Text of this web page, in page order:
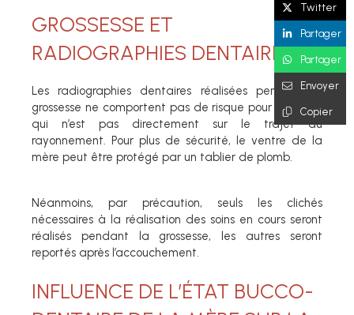
GROSSESSE ET
RADIOGRAPHIES DENTAIRES
Les radiographies dentaires réalisées pendant la
grossesse ne comportent pas de risque pour le fœtus
qui n’est pas directement sur le trajet du
rayonnement. Pour plus de sécurité, le ventre de la
mère peut être protégé par un tablier de plomb.
Néanmoins, par précaution, seuls les clichés
nécessaires à la réalisation des soins en cours seront
réalisés pendant la grossesse, les autres seront
reportés après l’accouchement.
INFLUENCE DE L’ÉTAT BUCCO-
Twitter
Partager
Partager
Envoyer
Copier